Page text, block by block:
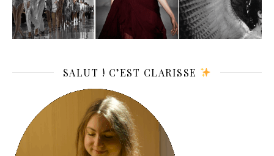
SALUT ! C’EST CLARISSE